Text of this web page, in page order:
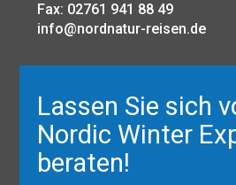
Fax: 02761 941 88 49
info@nordnatur-reisen.de
Lassen Sie sich
Nordic Winter
beraten!